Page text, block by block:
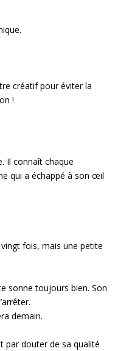
créatif pour éviter la
!
Il connaît chaque
qui a échappé à son œil
fois, mais une petite
sonne toujours bien. Son
demain.
par douter de sa qualité